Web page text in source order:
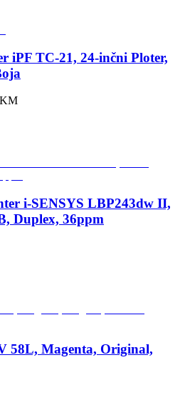
iPF TC-21, 24-inčni Ploter,
i-SENSYS LBP243dw II,
Duplex, 36ppm
58L, Magenta, Original,